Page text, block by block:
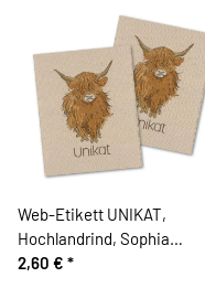
Web-Etikett UNIKAT,
Hochlandrind, Sophia
Drescher, Acufactum
2,60 € *